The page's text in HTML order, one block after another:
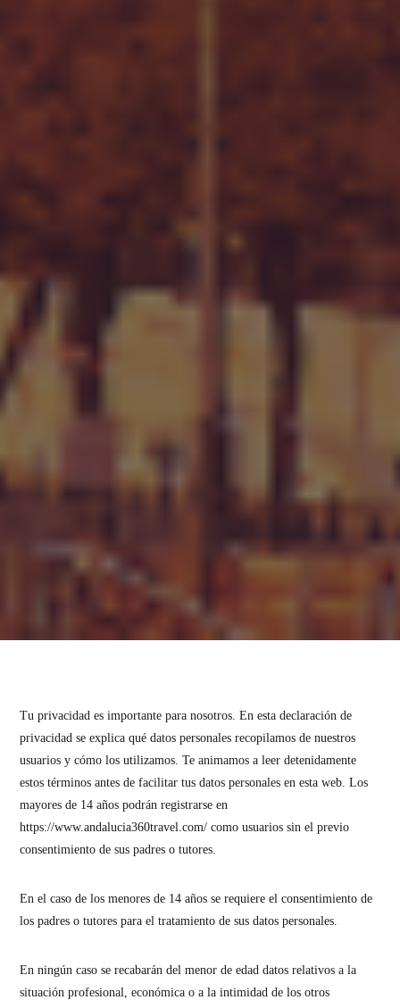
Tu privacidad es importante para nosotros. En esta declaración de
privacidad se explica qué datos personales recopilamos de nuestros
usuarios y cómo los utilizamos. Te animamos a leer detenidamente
estos términos antes de facilitar tus datos personales en esta web. Los
mayores de 14 años podrán registrarse en
https://www.andalucia360travel.com/ como usuarios sin el previo
consentimiento de sus padres o tutores.
En el caso de los menores de 14 años se requiere el consentimiento de
los padres o tutores para el tratamiento de sus datos personales.
En ningún caso se recabarán del menor de edad datos relativos a la
situación profesional, económica o a la intimidad de los otros